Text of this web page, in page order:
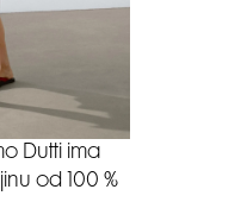
Dutti ima
od 100 %